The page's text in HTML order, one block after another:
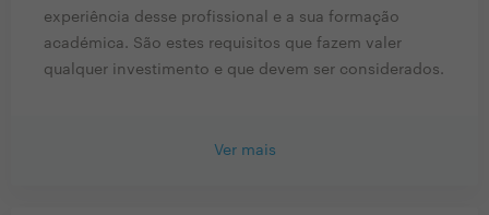
experiência desse profissional e a sua formação
académica. São estes requisitos que fazem valer
qualquer investimento e que devem ser considerados.
Ver mais